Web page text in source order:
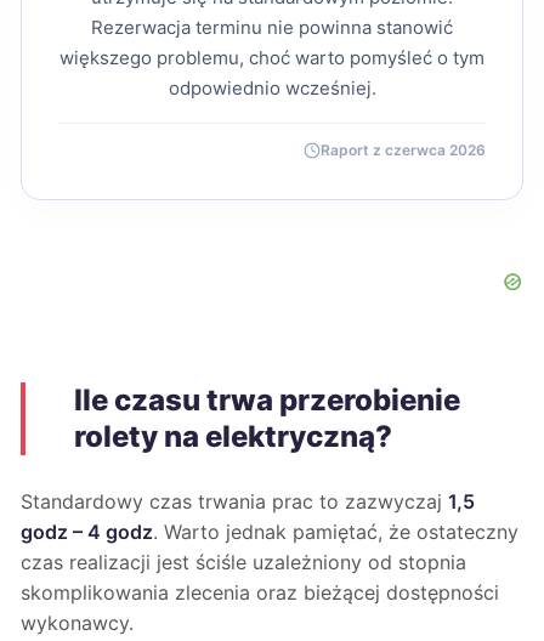
Rezerwacja terminu nie powinna stanowić
większego problemu, choć warto pomyśleć o tym
odpowiednio wcześniej.
Raport z czerwca 2026
Ile czasu trwa przerobienie
rolety na elektryczną?
Standardowy czas trwania prac to zazwyczaj 1,5
godz – 4 godz. Warto jednak pamiętać, że ostateczny
czas realizacji jest ściśle uzależniony od stopnia
skomplikowania zlecenia oraz bieżącej dostępności
wykonawcy.